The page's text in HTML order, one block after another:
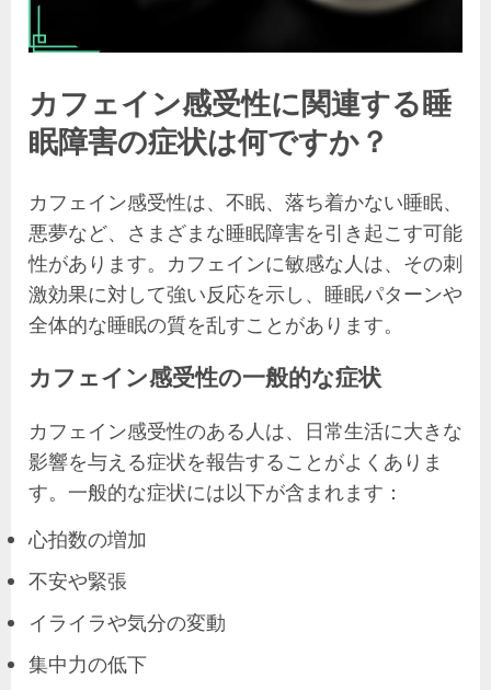
カフェイン感受性に関連する睡
眠障害の症状は何ですか？
カフェイン感受性は、不眠、落ち着かない睡眠、
悪夢など、さまざまな睡眠障害を引き起こす可能
性があります。カフェインに敏感な人は、その刺
激効果に対して強い反応を示し、睡眠パターンや
全体的な睡眠の質を乱すことがあります。
カフェイン感受性の一般的な症状
カフェイン感受性のある人は、日常生活に大きな
影響を与える症状を報告することがよくありま
す。一般的な症状には以下が含まれます：
心拍数の増加
不安や緊張
イライラや気分の変動
集中力の低下